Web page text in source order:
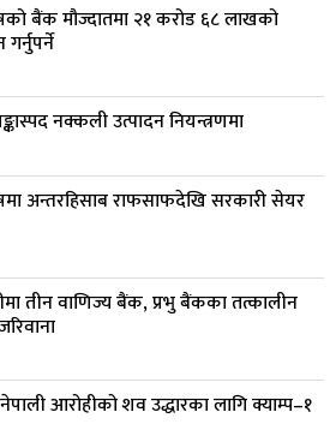
बस्दै , पाँच विधेयक र प्रतिवेदन
राष्ट्रिय सभाको बैठक बुधबारका लागि
सिल खोलेर तेल निकाल्ने सात जना
कडा बनाउने ट्रम्पको नयाँ प्रयास, दुई
जारी
बैंक मौज्दातमा २१ करोड ६८ लाखको
नक्कली उत्पादन नियन्त्रणमा
अन्तरहिसाब राफसाफदेखि सरकारी सेयर
तीन वाणिज्य बैंक, प्रभु बैंकका तत्कालीन
आरोहीको शव उद्धारका लागि क्याम्प–१